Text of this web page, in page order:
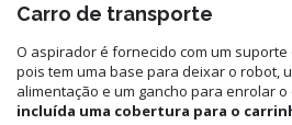
Carro de transporte
O aspirador é fornecido com um suporte
pois tem uma base para deixar o robot,
alimentação e um gancho para enrolar o
incluída uma cobertura para o